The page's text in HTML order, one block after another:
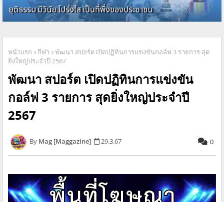
หน้าแรก กีฬา
พัฒนา สปอร์ต เปิดปฏิทินการแข่งขันกอล์ฟ 3 รายการ สุด
ยิ่งใหญ่ประจำปี 2567
พัฒนา สปอร์ต เปิดปฏิทินการแข่งขัน
กอล์ฟ 3 รายการ สุดยิ่งใหญ่ประจำปี
2567
Mag [Maggazine] 29.3.67 0